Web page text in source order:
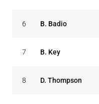
6 B. Badio
7 B. Key
8 D. Thompson